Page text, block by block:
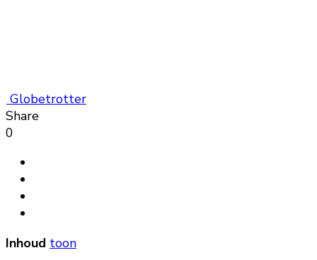
Globetrotter
Share
0
Inhoud toon